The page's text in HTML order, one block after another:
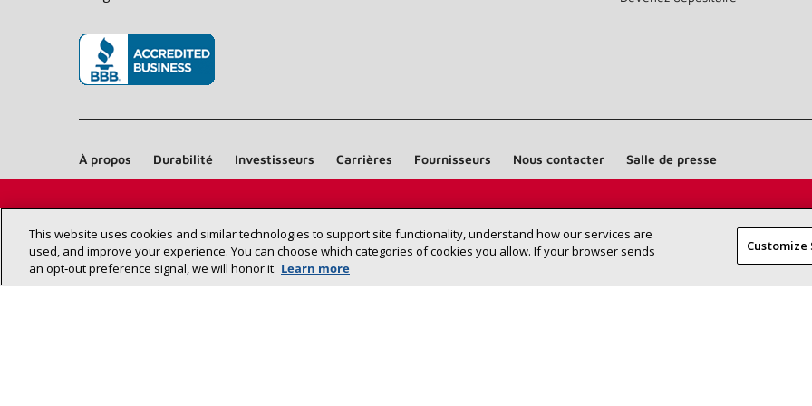
Trouvez un dépositaire Lennox près
de chez vous
À propos Durabilité Investisseurs Carrières Fournisseurs Nous contacter Salle de presse
Déclaration
This website uses cookies and similar technologies to support site functionality, understand how our services are
used, and improve your experience. You can choose which categories of cookies you allow. If your browser sends
an opt‑out preference signal, we will honor it. Learn more